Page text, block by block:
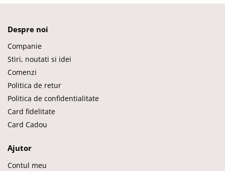
Despre noi
Companie
Stiri, noutati si idei
Comenzi
Politica de retur
Politica de confidentialitate
Card fidelitate
Card Cadou
Ajutor
Contul meu